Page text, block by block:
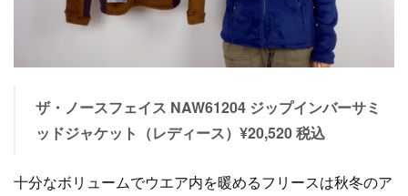
ザ・ノースフェイス NAW61204 ジップインバーサミ
ッドジャケット（レディース）¥20,520 税込
十分なボリュームでウエア内を暖めるフリースは秋冬のア